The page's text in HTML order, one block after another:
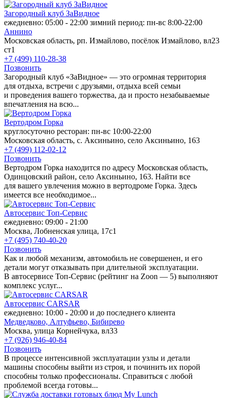
Загородный клуб ЗаВидное
ежедневно: 05:00 - 22:00 зимний период: пн-вс 8:00-22:00
Аннино
Московская область, рп. Измайлово, посёлок Измайлово, вл23
ст1
+7 (499) 110-28-38
Позвонить
Загородный клуб «ЗаВидное» — это огромная территория
для отдыха, встречи с друзьями, отдыха всей семьи
и проведения вашего торжества, да и просто незабываемые
впечатления на всю...
Вертодром Горка
круглосуточно ресторан: пн-вс 10:00-22:00
Московская область, с. Аксиньино, село Аксиньино, 163
+7 (499) 112-02-12
Позвонить
Вертодром Горка находится по адресу Московская область,
Одинцовский район, село Аксиньино, 163. Найти все
для вашего увлечения можно в вертодроме Горка. Здесь
имеется все необходимое...
Автосервис Топ-Сервис
ежедневно: 09:00 - 21:00
Москва, Лобненская улица, 17с1
+7 (495) 740-40-20
Позвонить
Как и любой механизм, автомобиль не совершенен, и его
детали могут отказывать при длительной эксплуатации.
В автосервисе Топ-Сервис (рейтинг на Zoon — 5) выполняют
комплекс услуг...
Автосервис CARSAR
ежедневно: 10:00 - 20:00 и до последнего клиента
Медведково, Алтуфьево, Бибирево
Москва, улица Корнейчука, вл33
+7 (926) 946-40-84
Позвонить
В процессе интенсивной эксплуатации узлы и детали
машины способны выйти из строя, и починить их порой
способны только профессионалы. Справиться с любой
проблемой всегда готовы...